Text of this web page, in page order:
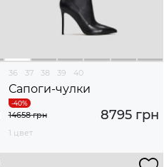
36 37 38 39 40
Сапоги-чулки
8795 грн
14658 грн
1 цвет